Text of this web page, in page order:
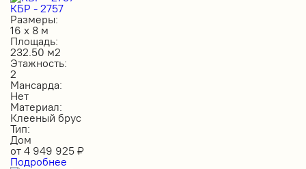
КБР - 2757
Размеры:
16 х 8 м
Площадь:
232.50 м2
Этажность:
2
Мансарда:
Нет
Материал:
Клееный брус
Тип:
Дом
от 4 949 925 ₽
Подробнее